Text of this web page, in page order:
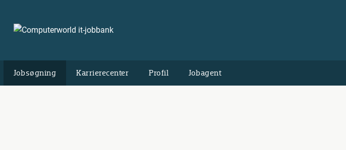
Jobsøgning Karrierecenter Profil Jobagent